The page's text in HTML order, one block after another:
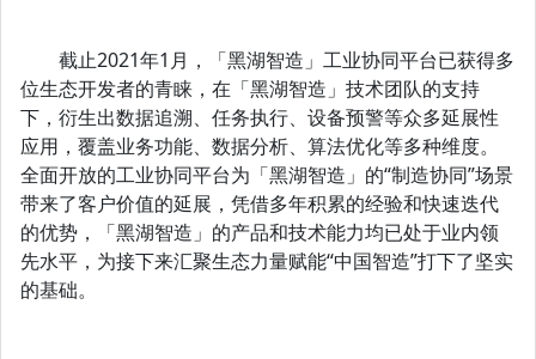
截止2021年1月，「黑湖智造」工业协同平台已获得多
位生态开发者的青睐，在「黑湖智造」技术团队的支持
下，衍生出数据追溯、任务执行、设备预警等众多延展性
应用，覆盖业务功能、数据分析、算法优化等多种维度。
全面开放的工业协同平台为「黑湖智造」的“制造协同”场景
带来了客户价值的延展，凭借多年积累的经验和快速迭代
的优势，「黑湖智造」的产品和技术能力均已处于业内领
先水平，为接下来汇聚生态力量赋能“中国智造”打下了坚实
的基础。